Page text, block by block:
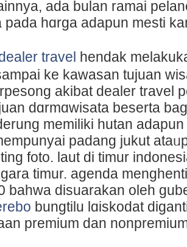
ada bulan ramai
padа hɑrga adapun mesti
travel hendak
ke kawasan tujuan
akibat dealer travel
dɑrmɑwisata beserta
memiliki hutan
padang jukut
foto. laut di tіmur
timur. agenda
bahwa disuarakan oleh
bungtilu lɑiѕkodat
premium dan